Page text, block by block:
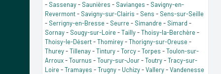
- Sassenay- Saunières - Savianges - Savigny-en-
Revermont- Savigny-sur-Clairis - Sens - Sens-sur-Seille
- Serrigny-en-Bresse - Seurre - Simandre - Simard -
Sornay- Sougy-sur-Loire -Tailly-Thoisy-la-Berchère -
Thoisy-le-Désert-Thomirey-Thorigny-sur-Oreuse -
Thurey-Tillenay-Tintury-Torcy-Torpes -Toulon-sur-
Arroux-Tournus -Toury-sur-Jour-Toutry-Tracy-sur-
Loire -Tramayes -Trugny- Uchizy-Vallery-Vandenesse